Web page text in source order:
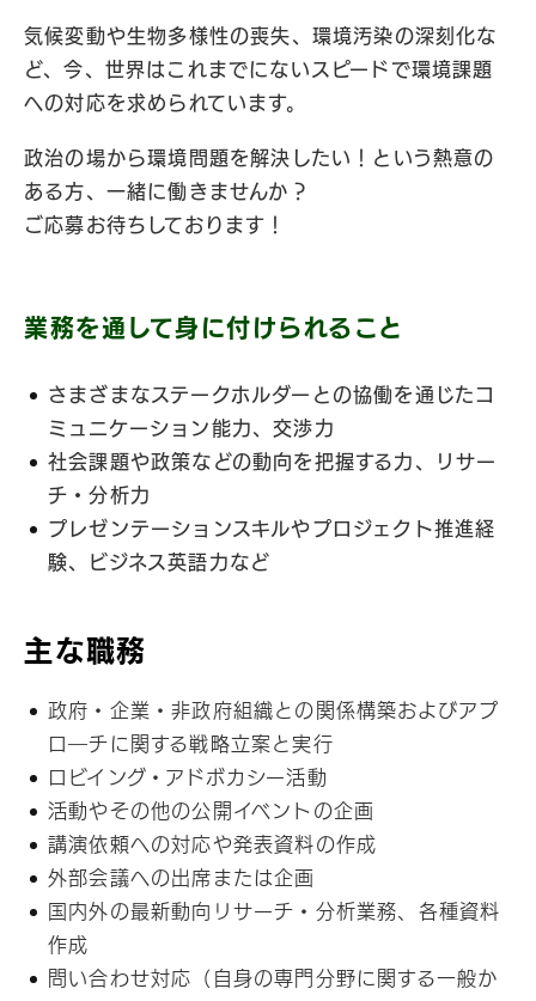
気候変動や生物多様性の喪失、環境汚染の深刻化な
ど、今、世界はこれまでにないスピードで環境課題
への対応を求められています。
政治の場から環境問題を解決したい！という熱意の
ある方、一緒に働きませんか？
ご応募お待ちしております！
業務を通して身に付けられること
さまざまなステークホルダーとの協働を通じたコ
ミュニケーション能力、交渉力
社会課題や政策などの動向を把握する力、リサー
チ・分析力
プレゼンテーションスキルやプロジェクト推進経
験、ビジネス英語力など
主な職務
政府・企業・非政府組織との関係構築およびアプ
ロ―チに関する戦略立案と実行
ロビイング・アドボカシー活動
活動やその他の公開イベントの企画
講演依頼への対応や発表資料の作成
外部会議への出席または企画
国内外の最新動向リサーチ・分析業務、各種資料
作成
問い合わせ対応（自身の専門分野に関する一般か